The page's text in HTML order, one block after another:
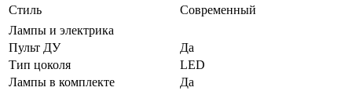
Стиль
Современный
Лампы и электрика
Пульт ДУ
Да
Тип цоколя
LED
Лампы в комплекте
Да